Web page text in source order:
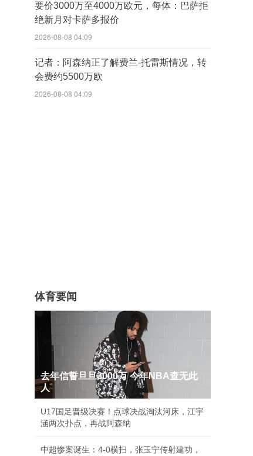
要价3000万至4000万欧元，每体：巴萨拒
绝新月对卡萨多报价
2026-08-08 04:09
记者：阿森纳正了解费兰-托雷斯情况，转
会费约5500万欧
2026-08-08 04:09
体育要闻
去年信誓旦旦3000万 今年NBA查无此
人
U17国足晋级决赛！点球决战淘汰河床，江宇
涵两次扑点，再战阿森纳
中超惨案诞生：4-0横扫，张玉宁传射建功，